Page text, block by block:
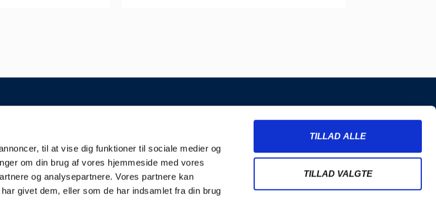
til at vise dig funktioner til sociale medier og
om din brug af vores hjemmeside med vores
og analysepartnere. Vores partnere kan
givet dem, eller som de har indsamlet fra din brug
TILLAD ALLE
TILLAD VALGTE
Kampplan
Bliv partner
Fakturering
INFORMATION
Merchandise
Handelsbetingelser